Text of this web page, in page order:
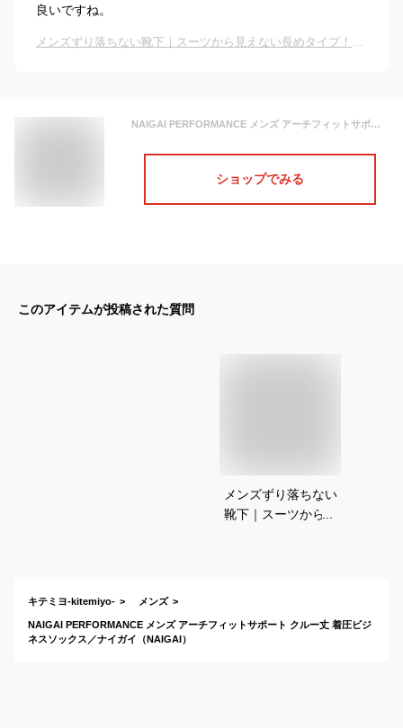
良いですね。
メンズずり落ちない靴下｜スーツから見えない長めタイプ！よれないビジネスソックスのおすすめは？
NAIGAI PERFORMANCE メンズ アーチフィットサポート クルー丈 着圧ビジネスソックス／ナイガイ（NAIGAI）
ショップでみる
このアイテムが投稿された質問
メンズずり落ちない
靴下｜スーツから見
キテミヨ-kitemiyo- メンズ
NAIGAI PERFORMANCE メンズ アーチフィットサポート クルー丈 着圧ビジ
ネスソックス／ナイガイ（NAIGAI）